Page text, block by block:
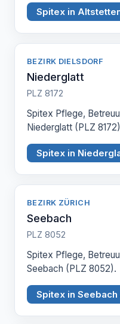
Spitex in
BEZIRK DIELSDORF
Niederglatt
PLZ 8172
Spitex Pflege,
Niederglatt (PLZ
Spitex in
BEZIRK ZÜRICH
Seebach
PLZ 8052
Spitex Pflege,
Seebach (PLZ 8052).
Spitex in